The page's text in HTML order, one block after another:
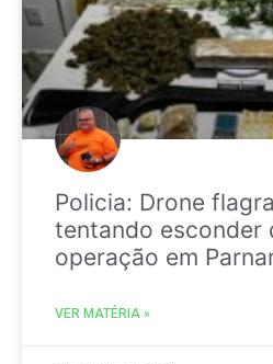
Policia: Drone
tentando esconder
operação em
VER MATÉRIA »